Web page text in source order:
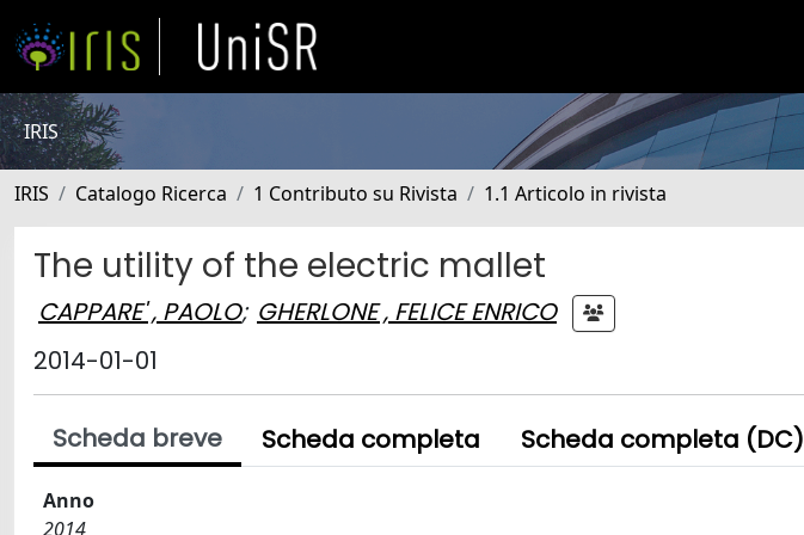
IRIS
IRIS Catalogo Ricerca 1 Contributo su Rivista 1.1 Articolo in rivista
The utility of the electric mallet
CAPPARE' , PAOLO; GHERLONE , FELICE ENRICO
2014-01-01
Scheda breve Scheda completa Scheda completa (DC)
Anno
2014